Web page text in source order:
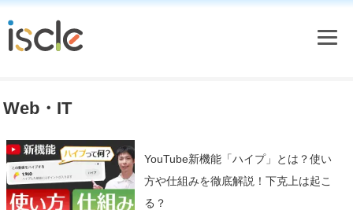
Web・IT
YouTube新機能「ハイプ」とは？使い
方や仕組みを徹底解説！下克上は起こ
る？